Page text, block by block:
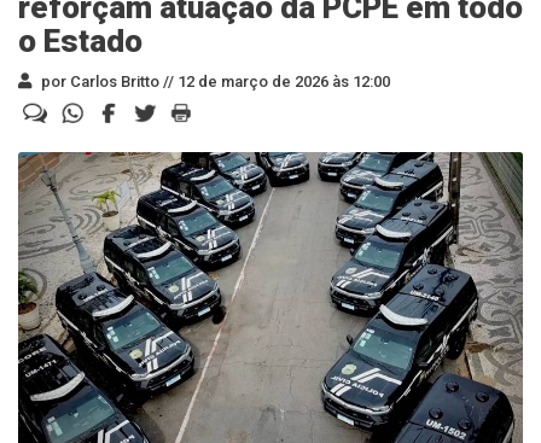
o Estado
por Carlos Britto // 12 de março de 2026 às 12:00